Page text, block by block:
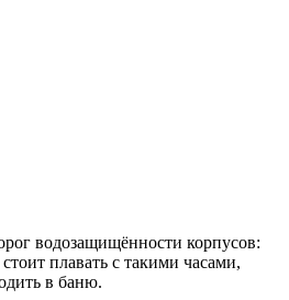
водозащищённости корпусов:
плавать с такими часами,
в баню.